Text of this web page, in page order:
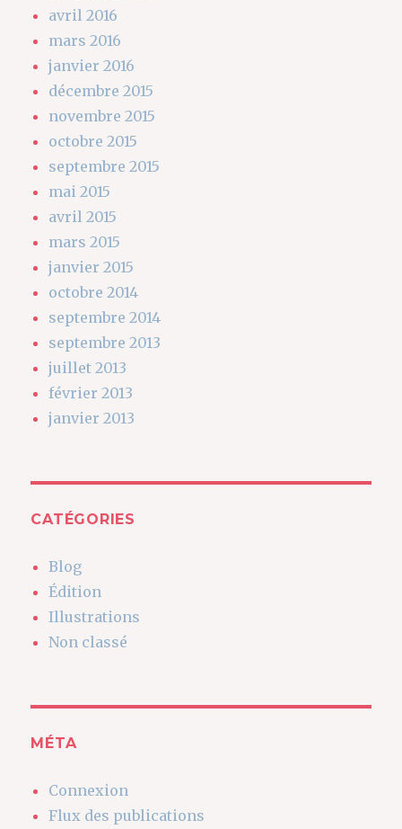
avril 2016
mars 2016
janvier 2016
décembre 2015
novembre 2015
octobre 2015
septembre 2015
mai 2015
avril 2015
mars 2015
janvier 2015
octobre 2014
septembre 2014
septembre 2013
juillet 2013
février 2013
janvier 2013
CATÉGORIES
Blog
Édition
Illustrations
Non classé
MÉTA
Connexion
Flux des publications